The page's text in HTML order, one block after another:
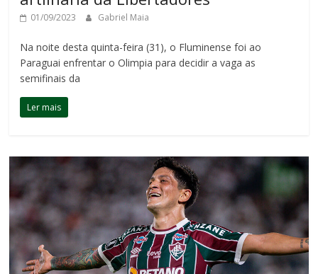
01/09/2023 Gabriel Maia
Na noite desta quinta-feira (31), o Fluminense foi ao
Paraguai enfrentar o Olimpia para decidir a vaga as
semifinais da
Ler mais